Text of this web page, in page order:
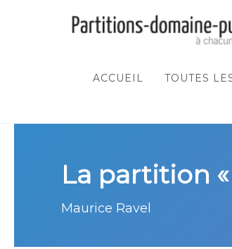
ACCUEIL TOUTES
La partition
Maurice Ravel